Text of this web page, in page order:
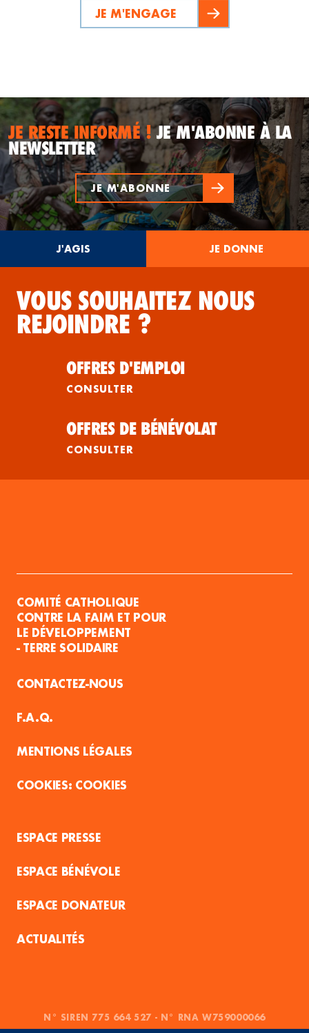
JE M'ENGAGE
JE RESTE INFORMÉ !JE M'ABONNE À LA
NEWSLETTER
JE M'ABONNE
J'AGIS JE DONNE
VOUS SOUHAITEZ NOUS
REJOINDRE ?
OFFRES D'EMPLOI
CONSULTER
OFFRES DE BÉNÉVOLAT
CONSULTER
COMITÉ CATHOLIQUE
CONTRE LA FAIM ET POUR
LE DÉVELOPPEMENT
- TERRE SOLIDAIRE
CONTACTEZ-NOUS
F.A.Q.
MENTIONS LÉGALES
COOKIES
ESPACE PRESSE
ESPACE BÉNÉVOLE
ESPACE DONATEUR
ACTUALITÉS
N° SIREN 775 664 527 - N° RNA W759000066